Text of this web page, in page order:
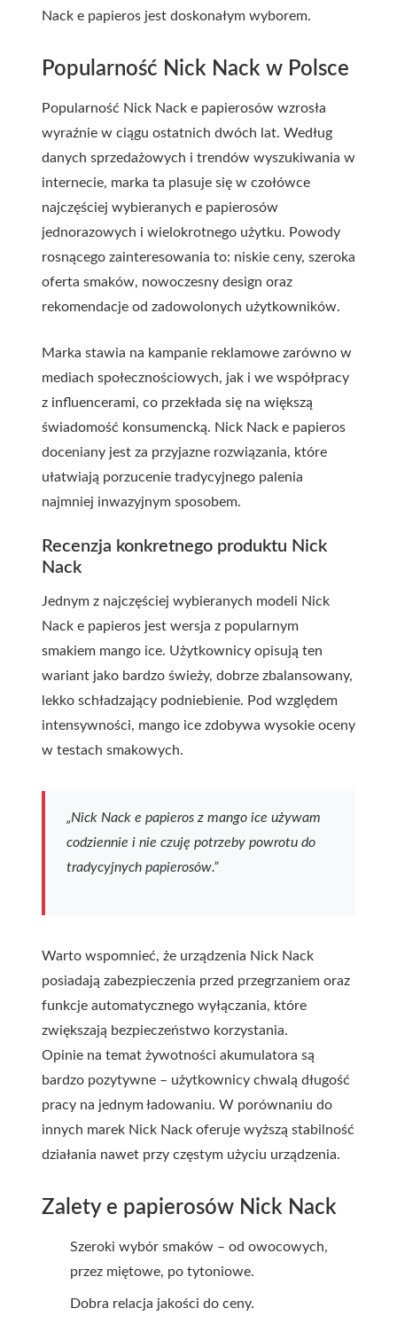
Nack e papieros jest doskonałym wyborem.
Popularność Nick Nack w Polsce
Popularność Nick Nack e papierosów wzrosła
wyraźnie w ciągu ostatnich dwóch lat. Według
danych sprzedażowych i trendów wyszukiwania w
internecie, marka ta plasuje się w czołówce
najczęściej wybieranych e papierosów
jednorazowych i wielokrotnego użytku. Powody
rosnącego zainteresowania to: niskie ceny, szeroka
oferta smaków, nowoczesny design oraz
rekomendacje od zadowolonych użytkowników.
Marka stawia na kampanie reklamowe zarówno w
mediach społecznościowych, jak i we współpracy
z influencerami, co przekłada się na większą
świadomość konsumencką. Nick Nack e papieros
doceniany jest za przyjazne rozwiązania, które
ułatwiają porzucenie tradycyjnego palenia
najmniej inwazyjnym sposobem.
Recenzja konkretnego produktu Nick
Nack
Jednym z najczęściej wybieranych modeli Nick
Nack e papieros jest wersja z popularnym
smakiem mango ice. Użytkownicy opisują ten
wariant jako bardzo świeży, dobrze zbalansowany,
lekko schładzający podniebienie. Pod względem
intensywności, mango ice zdobywa wysokie oceny
w testach smakowych.
„Nick Nack e papieros z mango ice używam
codziennie i nie czuję potrzeby powrotu do
tradycyjnych papierosów.”
Warto wspomnieć, że urządzenia Nick Nack
posiadają zabezpieczenia przed przegrzaniem oraz
funkcje automatycznego wyłączania, które
zwiększają bezpieczeństwo korzystania.
Opinie na temat żywotności akumulatora są
bardzo pozytywne – użytkownicy chwalą długość
pracy na jednym ładowaniu. W porównaniu do
innych marek Nick Nack oferuje wyższą stabilność
działania nawet przy częstym użyciu urządzenia.
Zalety e papierosów Nick Nack
Szeroki wybór smaków – od owocowych,
przez miętowe, po tytoniowe.
Dobra relacja jakości do ceny.